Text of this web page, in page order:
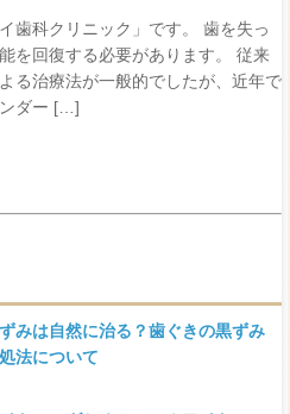
歯科クリニック」です。 歯を失っ
を回復する必要があります。 従来
る治療法が一般的でしたが、近年で
ダー […]
みは自然に治る？歯ぐきの黒ずみ
法について